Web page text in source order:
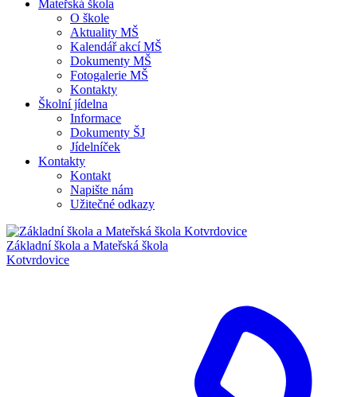
Mateřská škola
O škole
Aktuality MŠ
Kalendář akcí MŠ
Dokumenty MŠ
Fotogalerie MŠ
Kontakty
Školní jídelna
Informace
Dokumenty ŠJ
Jídelníček
Kontakty
Kontakt
Napište nám
Užitečné odkazy
Základní škola a Mateřská škola
Kotvrdovice